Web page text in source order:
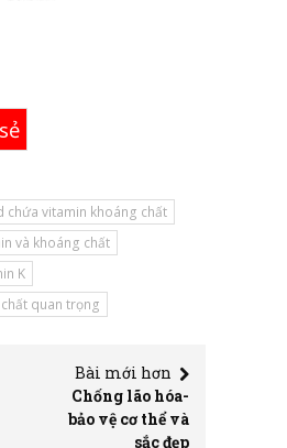
chứa vitamin khoáng chất
và khoáng chất
K
quan trọng
Bài mới hơn
Chống lão hóa-
bảo vệ cơ thể và
sắc đẹp